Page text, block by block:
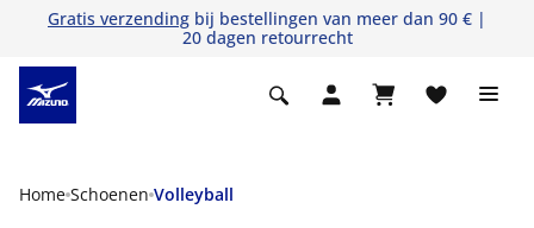
Gratis verzending bij bestellingen van meer dan 90 € |
20 dagen retourrecht
Home Schoenen Volleyball